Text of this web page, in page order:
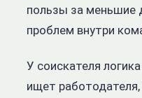
пользы за меньшие
проблем внутри
У соискателя
ищет